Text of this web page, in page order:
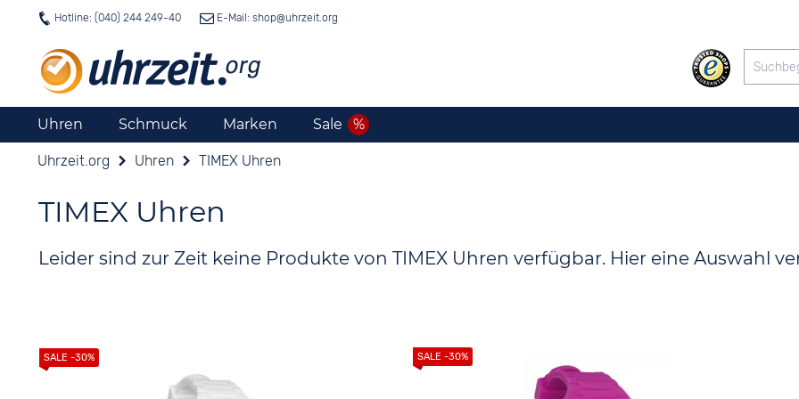
Hotline: (040) 244 249-40 E-Mail: shop@uhrzeit.org
Uhren Schmuck Marken Sale
Uhrzeit.org Uhren TIMEX Uhren
TIMEX Uhren
Leider sind zur Zeit keine Produkte von TIMEX Uhren verfügbar. Hier eine Auswahl